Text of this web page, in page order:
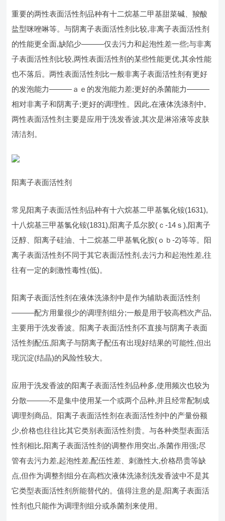
重要的两性表面活性剂品种有十二烷基二甲基甜菜碱、羧酸
盐型咪唑啉等。与阴离子表面活性剂比较,非离子表面活性剂
的性能更全面,缺陷少———仅去污力和起泡性差一些;与非离
子表面活性剂比较,两性表面活性剂的某些性能更优,其余性能
也不落后。两性表面活性剂比一般非离子表面活性剂有更好
的发泡能力———ａｅ的发泡能力差;更好的杀菌能力———
相对非离子和阴离子;更好的调理性。因此,在液体洗涤剂中,
两性表面活性剂主要是应用于洗发香波,其次是淋浴液等皮肤
清洁剂。
阳离子表面活性剂
常见阳离子表面活性剂品种有十六烷基二甲基氯化铵(1631),
十八烷基三甲基氯化铵(1831),阳离子瓜尔胶(ｃ-14ｓ),阳离子
泛醇、阳离子硅油、十二烷基二甲基氧化胺(ｏｂ-2)等等。阳
离子表面活性剂不同于其它表面活性剂,去污力和起泡性差,往
往有一定的刺激性毒性(低)。
阳离子表面活性剂在液体洗涤剂中是作为辅助表面活性剂
———配方用量很少的调理剂组分;一般是用于较高档次产品,
主要用于洗发香波。阳离子表面活性剂不直接与阴离子表面
活性剂配伍,阳离子与阴离子配伍有出现好结果的可能性,但出
现沉淀(结晶)的风险性较大。
应用于洗发香波的阳离子表面活性剂品种多,使用频次也较为
分散———不是集中使用某一个或两个品种,并且经常配制成
调理剂商品。阳离子表面活性剂在表面活性剂中的产量份额
少,价格也往往比其它类别表面活性剂贵。与各种类型表面活
性剂相比,阳离子表面活性剂的调整作用突出,杀菌作用强;尽
管有去污力差,起泡性差,配伍性差、刺激性大,价格昂贵等缺
点,但作为调整剂组分在高档次液体洗涤剂洗发香波中不是其
它类型表面活性剂所能替代的。值得注意的是,阳离子表面活
性剂也只能作为调理剂组分或杀菌剂来使用。